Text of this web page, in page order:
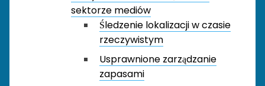
sektorze mediów
Śledzenie lokalizacji w czasie
rzeczywistym
Usprawnione zarządzanie
zapasami